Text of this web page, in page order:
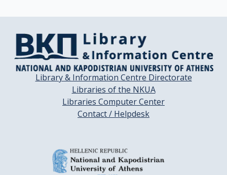
Library & Information Centre Directorate
Libraries of the NKUA
Libraries Computer Center
Contact / Helpdesk